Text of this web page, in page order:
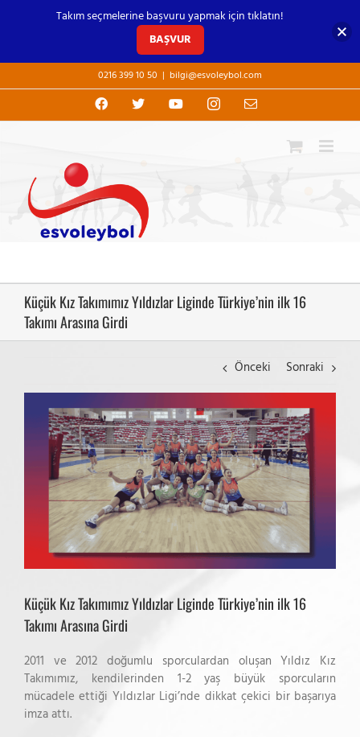
to
0216 399 10 50 | bilgi@esvoleybol.com
Facebook
X YouTubeInstagram
E-
Küçük Kız Takımımız Yıldızlar Liginde Türkiye’nin ilk 16
Takımı Arasına Girdi
Önceki
Sonraki
Larger
Image
Küçük Kız Takımımız Yıldızlar Liginde Türkiye’nin ilk 16
Takımı Arasına Girdi
2011 ve 2012 doğumlu sporculardan oluşan Yıldız Kız
Takımımız, kendilerinden 1-2 yaş büyük sporcuların
mücadele ettiği Yıldızlar Ligi’nde dikkat çekici bir başarıya
imza attı.
Takım seçmelerine başvuru yapmak için tıklatın!
BAŞVUR